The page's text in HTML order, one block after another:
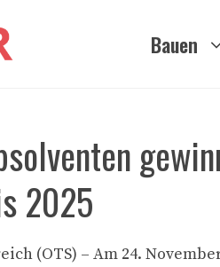
Bauen
2025
(OTS) – Am 24.